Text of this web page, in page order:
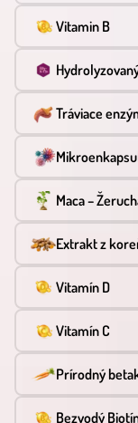
Vitamin B
Tráviace
Maca –
Extrakt z
Vitamín D
Vitamín C
Prírodný
Bezvodý